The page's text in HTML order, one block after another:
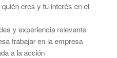
eres y tu interés en el
y experiencia relevante
trabajar en la empresa
a la acción